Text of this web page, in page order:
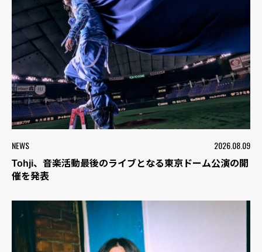
NEWS 2026.08.09
Tohji、音楽活動最後のライブとなる東京ドーム公演の開
催を発表